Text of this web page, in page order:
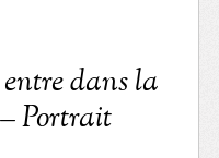
dans la
Portrait